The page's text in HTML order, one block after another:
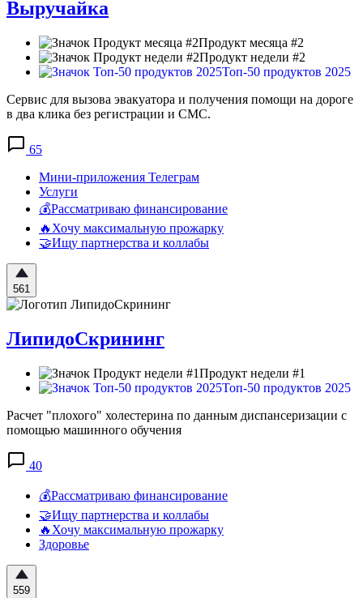
Выручайка
Продукт месяца #2
Продукт недели #2
Топ-50 продуктов 2025
Сервис для вызова эвакуатора и получения помощи на дороге
в два клика без регистрации и СМС.
65
Мини-приложения Телеграм
Услуги
💰Рассматриваю финансирование
🔥Хочу максимальную прожарку
🤝Ищу партнерства и коллабы
561
ЛипидоСкрининг
Продукт недели #1
Топ-50 продуктов 2025
Расчет "плохого" холестерина по данным диспансеризации с
помощью машинного обучения
40
💰Рассматриваю финансирование
🤝Ищу партнерства и коллабы
🔥Хочу максимальную прожарку
Здоровье
559